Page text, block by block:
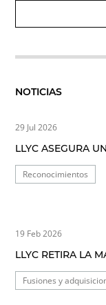
NOTICIAS
29 Jul 2026
LLYC ASEGURA
Reconocimientos
19 Feb 2026
LLYC RETIRA LA
Fusiones y